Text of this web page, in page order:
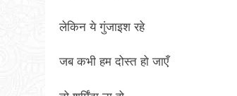
लेकिन ये गुंजाइश रहे
जब कभी हम दोस्त हो जाएँ